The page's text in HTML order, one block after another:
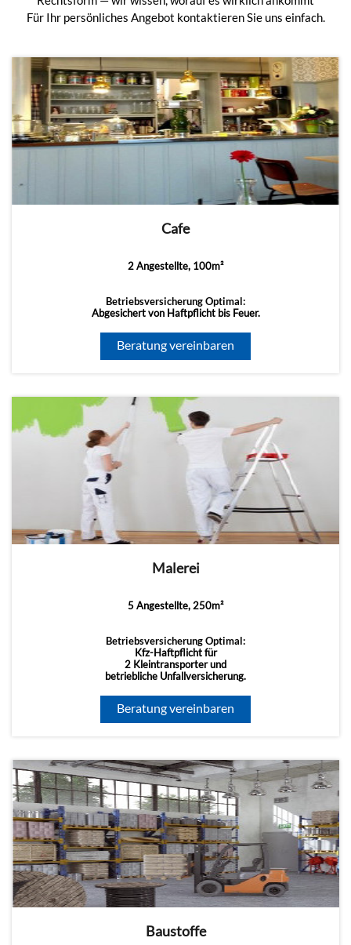
Für Ihr persönliches Angebot kontaktieren Sie uns einfach.
Cafe
2 Angestellte, 100m²
Betriebsversicherung Optimal:
Abgesichert von Haftpflicht bis Feuer.
Beratung vereinbaren
Malerei
5 Angestellte, 250m²
Betriebsversicherung Optimal:
Kfz-Haftpflicht für
2 Kleintransporter und
betriebliche Unfallversicherung.
Beratung vereinbaren
Baustoffe